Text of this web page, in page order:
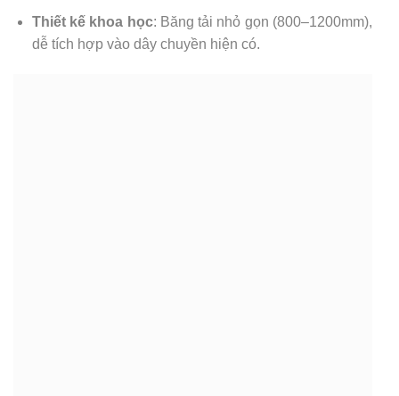
Thiết kế khoa học: Băng tải nhỏ gọn (800–1200mm),
dễ tích hợp vào dây chuyền hiện có.